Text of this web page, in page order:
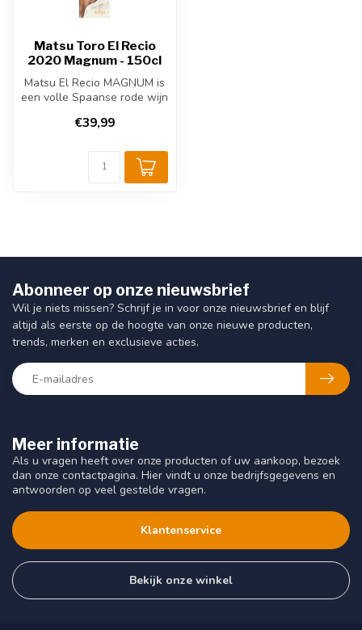
Matsu Toro El Recio
2020 Magnum - 150cl
Matsu El Recio MAGNUM is
een volle Spaanse rode wijn
T...
€39,99
Meer informatie
Als u vragen heeft over onze producten of uw aankoop, bezoek
dan onze contactpagina. Hier vindt u onze bedrijfsgegevens en
antwoorden op veel gestelde vragen.
Klantenservice
Bekijk onze winkel
Abonneer op onze nieuwsbrief
Wil je niets missen? Schrijf je in voor onze nieuwsbrief en blijf
altijd als eerste op de hoogte van onze nieuwe producten,
trends, merken en exclusieve acties.